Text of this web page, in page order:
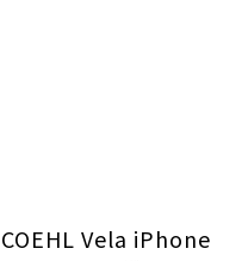
COEHL Vela iPhone